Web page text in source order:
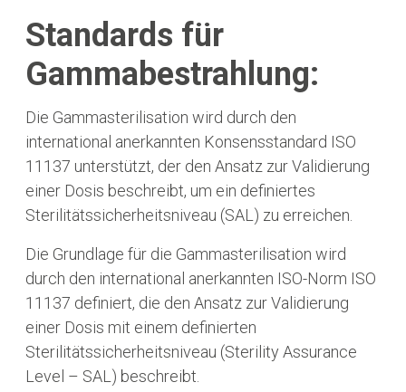
Standards für
Gammabestrahlung:
Die Gammasterilisation wird durch den
international anerkannten Konsensstandard ISO
11137 unterstützt, der den Ansatz zur Validierung
einer Dosis beschreibt, um ein definiertes
Sterilitätssicherheitsniveau (SAL) zu erreichen.
Die Grundlage für die Gammasterilisation wird
durch den international anerkannten ISO-Norm ISO
11137 definiert, die den Ansatz zur Validierung
einer Dosis mit einem definierten
Sterilitätssicherheitsniveau (Sterility Assurance
Level – SAL) beschreibt.